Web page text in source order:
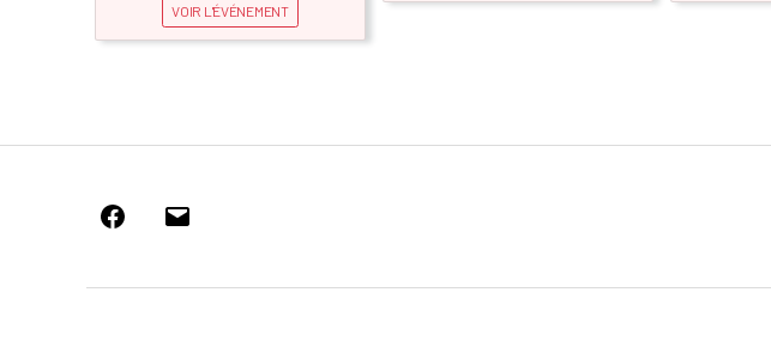
VOIR L'ÉVÉNEMENT
Facebook
E-
mail